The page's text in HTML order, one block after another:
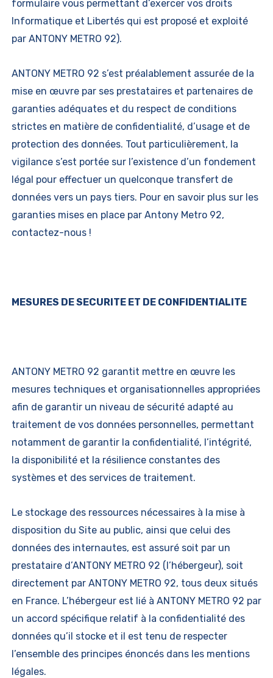
formulaire vous permettant d’exercer vos droits
Informatique et Libertés qui est proposé et exploité
par ANTONY METRO 92).
ANTONY METRO 92 s’est préalablement assurée de la
mise en œuvre par ses prestataires et partenaires de
garanties adéquates et du respect de conditions
strictes en matière de confidentialité, d’usage et de
protection des données. Tout particulièrement, la
vigilance s’est portée sur l’existence d’un fondement
légal pour effectuer un quelconque transfert de
données vers un pays tiers. Pour en savoir plus sur les
garanties mises en place par Antony Metro 92,
contactez-nous !
MESURES DE SECURITE ET DE CONFIDENTIALITE
ANTONY METRO 92 garantit mettre en œuvre les
mesures techniques et organisationnelles appropriées
afin de garantir un niveau de sécurité adapté au
traitement de vos données personnelles, permettant
notamment de garantir la confidentialité, l’intégrité,
la disponibilité et la résilience constantes des
systèmes et des services de traitement.
Le stockage des ressources nécessaires à la mise à
disposition du Site au public, ainsi que celui des
données des internautes, est assuré soit par un
prestataire d’ANTONY METRO 92 (l’hébergeur), soit
directement par ANTONY METRO 92, tous deux situés
en France. L’hébergeur est lié à ANTONY METRO 92 par
un accord spécifique relatif à la confidentialité des
données qu’il stocke et il est tenu de respecter
l’ensemble des principes énoncés dans les mentions
légales.